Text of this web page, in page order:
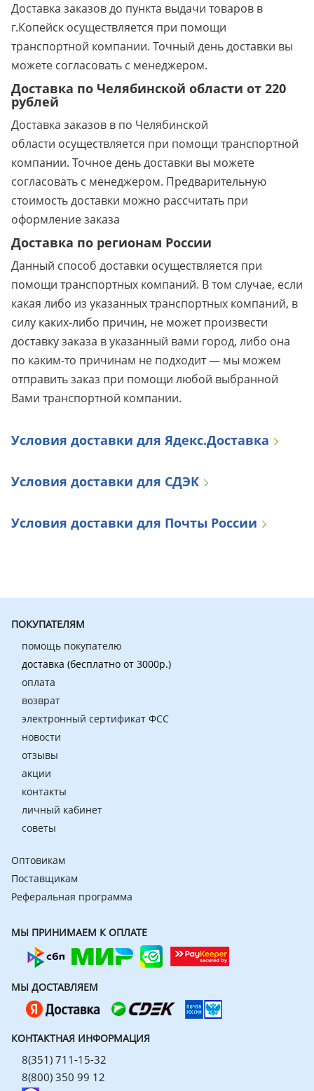
Доставка заказов до пункта выдачи товаров в
г.Копейск осуществляется при помощи
транспортной компании. Точный день доставки вы
можете согласовать с менеджером.
Доставка по Челябинской области от 220
рублей
Доставка заказов в по Челябинской
области осуществляется при помощи транспортной
компании. Точное день доставки вы можете
согласовать с менеджером. Предварительную
стоимость доставки можно рассчитать при
оформление заказа
Доставка по регионам России
Данный способ доставки осуществляется при
помощи транспортных компаний. В том случае, если
какая либо из указанных транспортных компаний, в
силу каких-либо причин, не может произвести
доставку заказа в указанный вами город, либо она
по каким-то причинам не подходит — мы можем
отправить заказ при помощи любой выбранной
Вами транспортной компании.
Условия доставки для Ядекс.Доставка
Условия доставки для СДЭК
Условия доставки для Почты России
ПОКУПАТЕЛЯМ
помощь покупателю
доставка (бесплатно от 3000р.)
оплата
возврат
электронный сертификат ФСС
новости
отзывы
акции
контакты
личный кабинет
советы
Оптовикам
Поставщикам
Реферальная программа
МЫ ПРИНИМАЕМ К ОПЛАТЕ
МЫ ДОСТАВЛЯЕМ
КОНТАКТНАЯ ИНФОРМАЦИЯ
8(351) 711-15-32
8(800) 350 99 12